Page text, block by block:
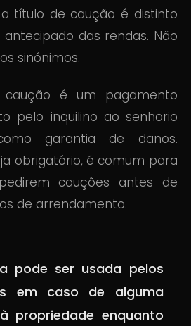
título de caução é distinto
das rendas. Não
sinónimos.
caução é um pagamento
pelo inquilino ao senhorio
garantia de danos.
obrigatório, é comum para
cauções antes de
de arrendamento.
pode ser usada pelos
em caso de alguma
propriedade enquanto